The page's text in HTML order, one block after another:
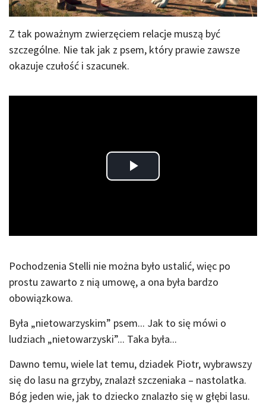
Z tak poważnym zwierzęciem relacje muszą być
szczególne. Nie tak jak z psem, który prawie zawsze
okazuje czułość i szacunek.
Play
Pochodzenia Stelli nie można było ustalić, więc po
prostu zawarto z nią umowę, a ona była bardzo
obowiązkowa.
Była „nietowarzyskim” psem... Jak to się mówi o
ludziach „nietowarzyski”... Taka była...
Dawno temu, wiele lat temu, dziadek Piotr, wybrawszy
się do lasu na grzyby, znalazł szczeniaka – nastolatka.
Bóg jeden wie, jak to dziecko znalazło się w głębi lasu.